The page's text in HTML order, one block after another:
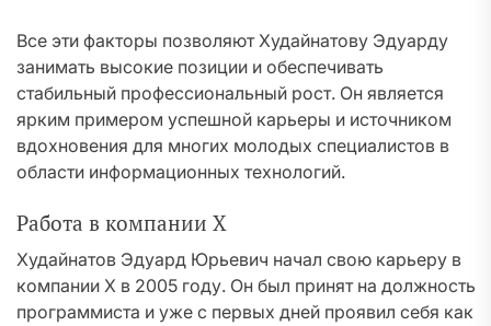
Все эти факторы позволяют Худайнатову Эдуарду
занимать высокие позиции и обеспечивать
стабильный профессиональный рост. Он является
ярким примером успешной карьеры и источником
вдохновения для многих молодых специалистов в
области информационных технологий.
Работа в компании X
Худайнатов Эдуард Юрьевич начал свою карьеру в
компании X в 2005 году. Он был принят на должность
программиста и уже с первых дней проявил себя как